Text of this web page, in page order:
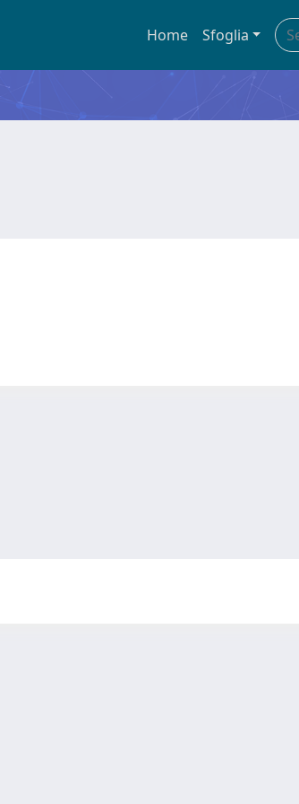
Home Sfoglia